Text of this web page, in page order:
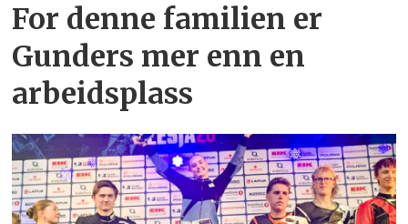
For denne familien er
Gunders mer enn en
arbeidsplass